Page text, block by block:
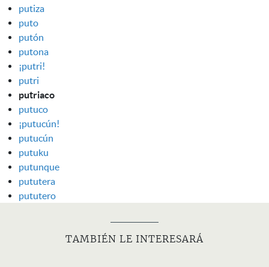
putiza
puto
putón
putona
¡putri!
putri
putriaco
putuco
¡putucún!
putucún
putuku
putunque
pututera
pututero
TAMBIÉN LE INTERESARÁ